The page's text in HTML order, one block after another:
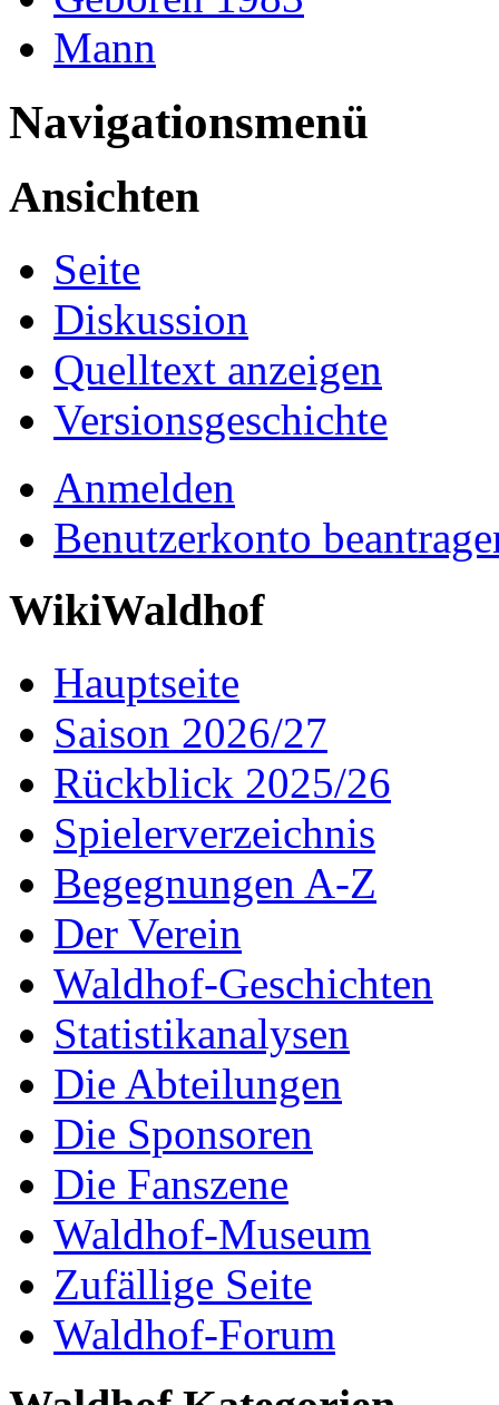
Mann
Navigationsmenü
Ansichten
Seite
Diskussion
Quelltext anzeigen
Versionsgeschichte
Anmelden
Benutzerkonto
WikiWaldhof
Hauptseite
Saison 2026/27
Rückblick 2025/26
Spielerverzeichnis
Begegnungen A-Z
Der Verein
Waldhof-Geschichten
Statistikanalysen
Die Abteilungen
Die Sponsoren
Die Fanszene
Waldhof-Museum
Zufällige Seite
Waldhof-Forum